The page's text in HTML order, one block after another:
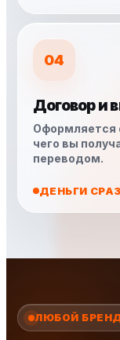
04
Договор и
Оформляется
чего вы
переводом.
ДЕНЬГИ
ЛЮБОЙ